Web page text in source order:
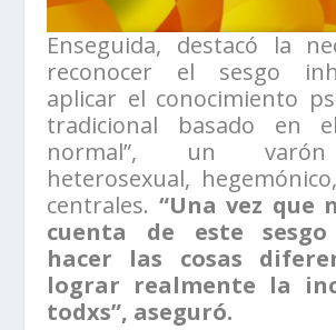
Enseguida, destacó la
reconocer el sesgo
aplicar el conocimiento
tradicional basado en
normal”, un
heterosexual,
centrales. “Una vez que
cuenta de este sesgo
hacer las cosas
lograr realmente la
todxs”, aseguró.